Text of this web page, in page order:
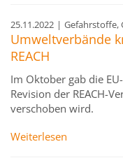
25.11.2022 | Gefahrstoffe,
Umweltverbände
REACH
Im Oktober gab die
Revision der REACH-
verschoben wird.
Weiterlesen